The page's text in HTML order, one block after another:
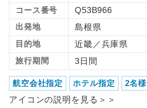
コース番号 Q53B966
出発地 島根県
目的地 近畿／兵庫県
旅行期間 3日間
航空会社指定 ホテル指定 2名
アイコンの説明を見る＞＞
ホテル指定
ご紹介するホテルを
す。
おひとり様バ
ス2席利用
おひとり様でバス席
す。